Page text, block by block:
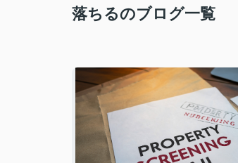
落ちるのブログ一覧